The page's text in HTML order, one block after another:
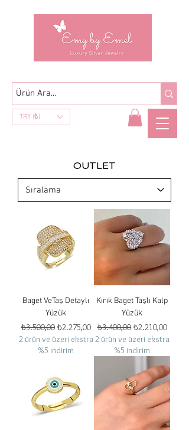
TRY (₺)
OUTLET
Baget VeTaş Detaylı
Yüzük
Normal Fiyat
₺3.500,00 İndirimli Fiyat
₺2.275,00
2 ürün ve üzeri ekstra
%5 indirim
Kırık Baget Taşlı Kalp
Yüzük
Normal Fiyat
₺3.400,00 İndirimli Fiyat
₺2.210,00
2 ürün ve üzeri ekstra
%5 indirim